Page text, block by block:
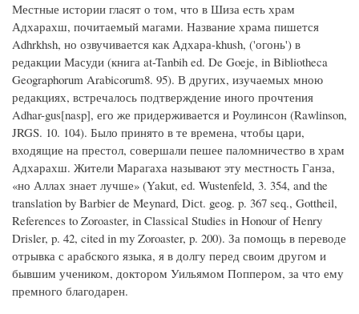
Местные истории гласят о том, что в Шиза есть храм
Адхарахш, почитаемый магами. Название храма пишется
Adhrkhsh, но озвучивается как Адхара-khush, ('огонь') в
редакции Масуди (книга at-Tanbih ed. De Goeje, in Bibliotheca
Geographorum Arabicorum8. 95). В других, изучаемых мною
редакциях, встречалось подтверждение иного прочтения
Adhar-gus[nasp], его же придерживается и Роулинсон (Rawlinson,
JRGS. 10. 104). Было принято в те времена, чтобы цари,
входящие на престол, совершали пешее паломничество в храм
Адхарахш. Жители Марагаха называют эту местность Ганза,
«но Аллах знает лучше» (Yakut, ed. Wustenfeld, 3. 354, and the
translation by Barbier de Meynard, Diсt. geog. p. 367 seq., Gottheil,
References to Zoroaster, in Classical Studies in Honour of Henry
Drisler, p. 42, cited in my Zoroaster, p. 200). За помощь в переводе
отрывка с арабского языка, я в долгу перед своим другом и
бывшим учеником, доктором Уильямом Поппером, за что ему
премного благодарен.